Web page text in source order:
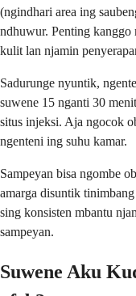
(ngindhari area ing
ndhuwur. Penting kanggo
kulit lan njamin
Sadurunge nyuntik,
suwene 15 nganti 30
situs injeksi. Aja ngocok
ngenteni ing suhu kamar.
Sampeyan bisa ngombe
amarga disuntik
sing konsisten mbantu
sampeyan.
Suwene Aku